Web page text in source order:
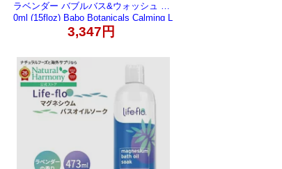
ラベンダー バブルバス&ウォッシュ 45
0ml (15floz) Babo Botanicals Calming L
avender Bubble Bath & Wash 2イン1
ハーブ【お取り寄せ商品】【合わせて
3,347円